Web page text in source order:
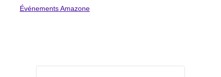
Événements Amazone